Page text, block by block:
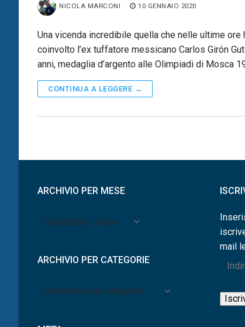
NICOLA MARCONI 10 GENNAIO 2020
Una vicenda incredibile quella che nelle ultime ore
coinvolto l’ex tuffatore messicano Carlos Girón
anni, medaglia d’argento alle Olimpiadi di Mosca
CONTINUA A LEGGERE →
ARCHIVIO PER MESE
Archivio
ARCHIVIO PER CATEGORIE
Archivio
mail
mail